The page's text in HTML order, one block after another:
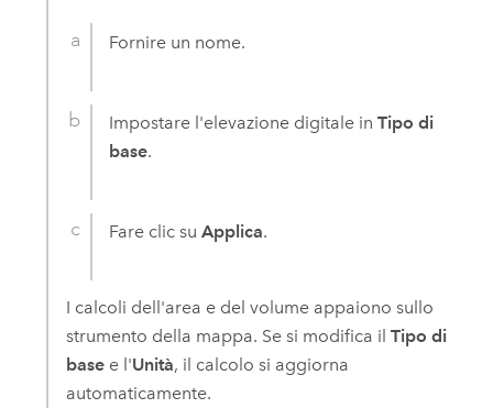
Fornire un nome.
Impostare l'elevazione digitale inTipo di
base.
Fare clic suApplica.
I calcoli dell'area e del volume appaiono sullo
strumento della mappa. Se si modifica il Tipo di
basee l'Unità, il calcolo si aggiorna
automaticamente.